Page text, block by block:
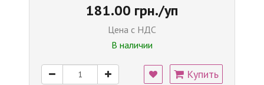
181.00 грн./уп
Цена с НДС
В наличии
Купить